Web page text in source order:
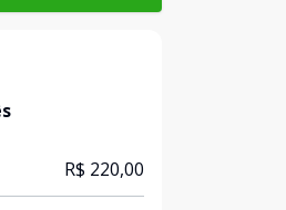
R$ 220,00